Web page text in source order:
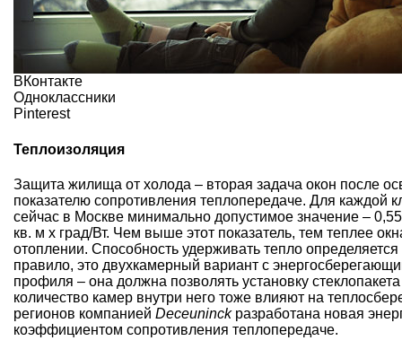
ВКонтакте
Одноклассники
Pinterest
Теплоизоляция
Защита жилища от холода – вторая задача окон после
показателю сопротивления теплопередаче. Для каждой
сейчас в Москве минимально допустимое значение –
кв. м х град/Вт. Чем выше этот показатель, тем теплее
отоплении. Способность удерживать тепло
правило, это двухкамерный вариант с
профиля – она должна позволять установку
количество камер внутри него тоже влияют на
регионов компанией Deceuninck разработана новая
коэффициентом сопротивления теплопередаче.